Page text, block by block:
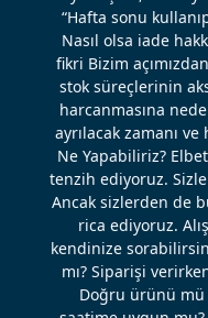
“Hafta sonu
Nasıl olsa iade
fikri Bizim
stok süreçlerinin
harcanmasına
ayrılacak zamanı
Ne Yapabiliriz?
tenzih ediyoruz.
Ancak sizlerden de
rica ediyoruz.
kendinize
mı? Siparişi
Doğru ürünü mü